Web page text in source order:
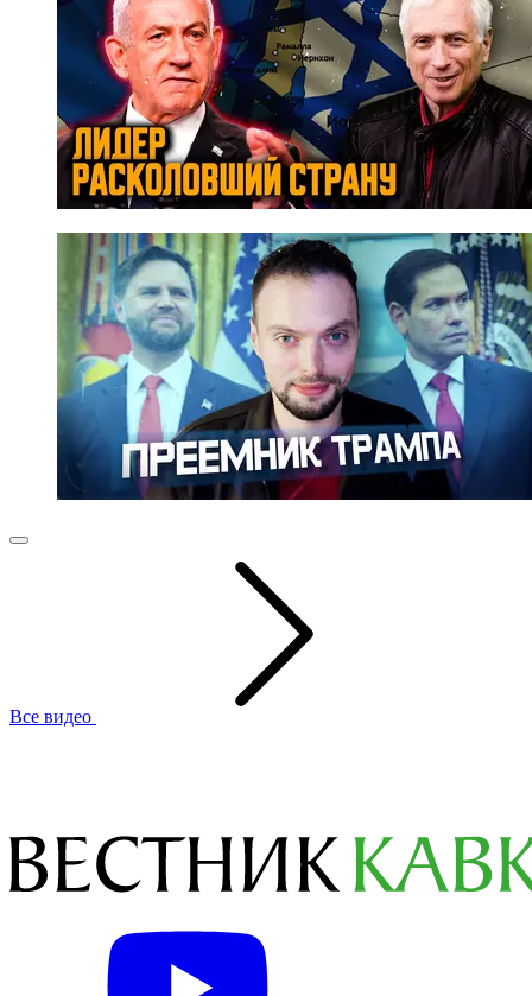
Все видео